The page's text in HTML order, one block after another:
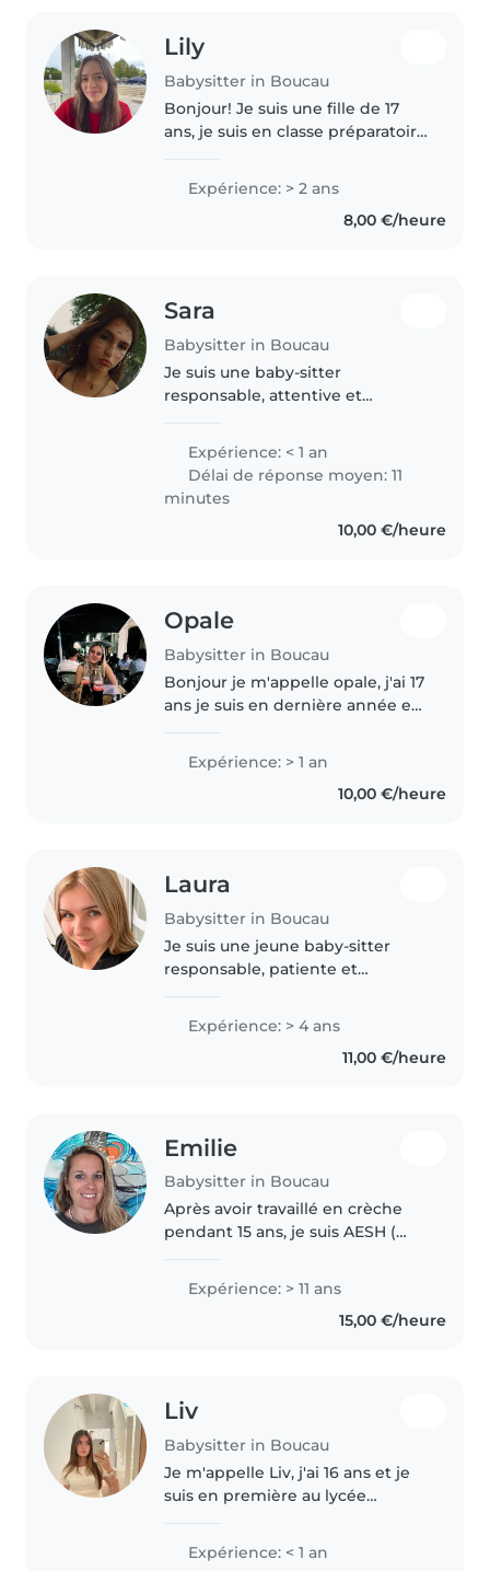
Lily
Babysitter in Boucau
Bonjour! Je suis une fille de 17
ans, je suis en classe préparatoire
couramment anglais et je me
débrouille bien espagnol, je
peux aussi donner des cours..
Expérience: > 2 ans
8,00 €/heure
Sara
Babysitter in Boucau
Je suis une baby-sitter
responsable, attentive et
j'aimerais vraiment aller dans le
social avec les enfants. J'ai déjà
gardé des enfants de la famille
ou..
Expérience: < 1 an
Délai de réponse moyen: 11
minutes
10,00 €/heure
Opale
Babysitter in Boucau
Bonjour je m'appelle opale, j'ai 17
ans je suis en dernière année en
fille très joyeuse , très gentille
avec un grand cœur, j'adore rire
Expérience: > 1 an
10,00 €/heure
Laura
Babysitter in Boucau
Je suis une jeune baby-sitter
responsable, patiente et
Je parle anglais, espagnol et
français. Titulaire d'un Bac..
Expérience: > 4 ans
11,00 €/heure
Emilie
Babysitter in Boucau
Après avoir travaillé en crèche
pendant 15 ans, je suis AESH (
situation de handicap en
maternelle) J'ai 2 ado à la
Expérience: > 11 ans
15,00 €/heure
Liv
Babysitter in Boucau
Je m'appelle Liv, j'ai 16 ans et je
suis en première au lycée
m'occuper de mes petits frères
et cousins, ce qui me rend à
Expérience: < 1 an